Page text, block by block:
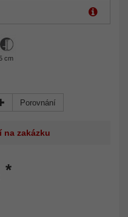
cm
Porovnání
na zakázku
*